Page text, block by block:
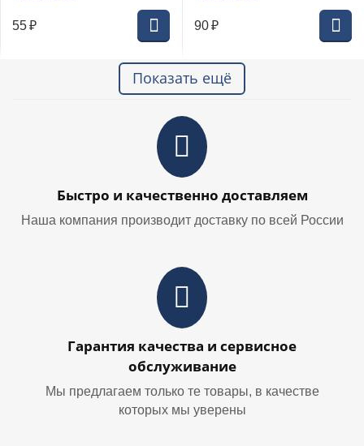
55 ₽ 90 ₽
Показать ещё
Быстро и качественно доставляем
Наша компания производит доставку по всей России
Гарантия качества и сервисное
обслуживание
Мы предлагаем только те товары, в качестве
которых мы уверены